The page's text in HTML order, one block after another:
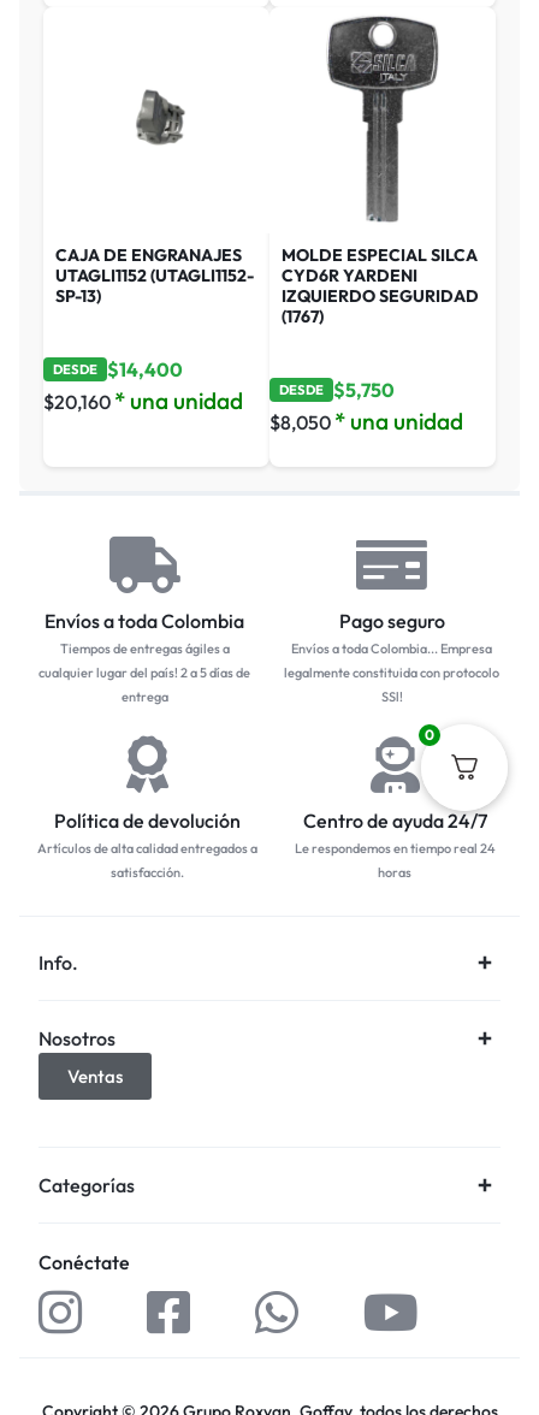
CAJA DE ENGRANAJES
UTAGLI1152 (UTAGLI1152-
SP-13)
DESDE $14,400
$20,160 * una unidad
MOLDE ESPECIAL SILCA
CYD6R YARDENI
IZQUIERDO SEGURIDAD
(1767)
DESDE $5,750
$8,050 * una unidad
Envíos a toda Colombia
Tiempos de entregas ágiles a
cualquier lugar del país! 2 a 5 días de
entrega
Pago seguro
Envíos a toda Colombia... Empresa
legalmente constituida con protocolo
SSl!
Política de devolución
Artículos de alta calidad entregados a
satisfacción.
Centro de ayuda 24/7
Le respondemos en tiempo real 24
horas
Info.
Nosotros
Ventas
Categorías
Conéctate
0